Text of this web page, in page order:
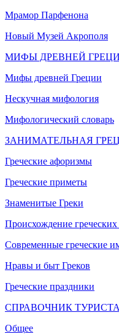
Мрамор Парфенона
Новый Музей Акрополя
МИФЫ ДРЕВНЕЙ
Мифы древней Греции
Нескучная мифология
Мифологический словарь
ЗАНИМАТЕЛЬНАЯ
Греческие афоризмы
Греческие приметы
Знаменитые Греки
Происхождение
Современные греческие
Нравы и быт Греков
Греческие праздники
СПРАВОЧНИК ТУРИСТА
Общее